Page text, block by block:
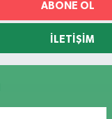
ABONE OL
İLETIŞIM